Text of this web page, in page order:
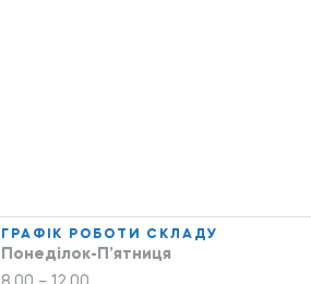
ГРАФІК РОБОТИ СКЛАДУ
Понеділок-П’ятниця